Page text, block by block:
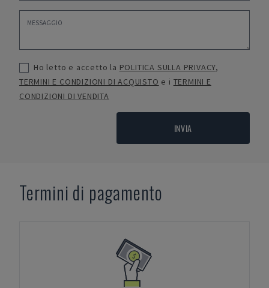
Ho letto e accetto la POLITICA SULLA PRIVACY,
TERMINI E CONDIZIONI DI ACQUISTO e i TERMINI E
CONDIZIONI DI VENDITA
INVIA
Termini di pagamento